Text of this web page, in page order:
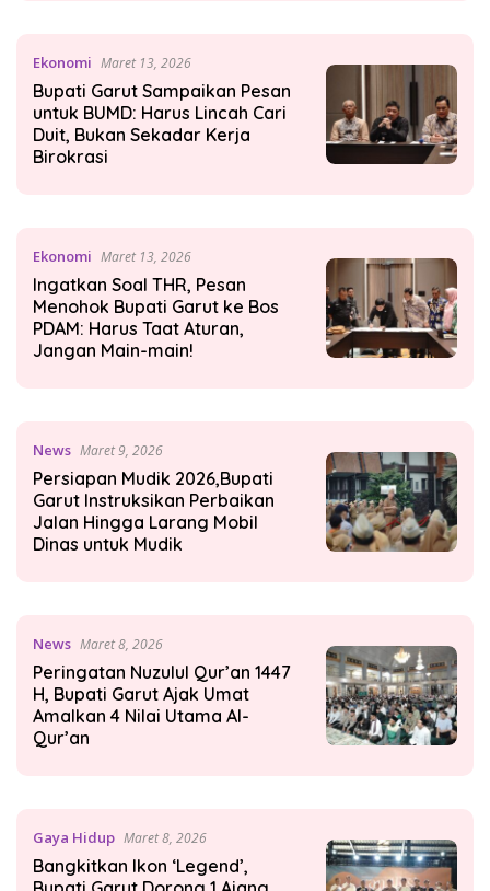
Ekonomi Maret 13, 2026
Bupati Garut Sampaikan Pesan
untuk BUMD: Harus Lincah Cari
Duit, Bukan Sekadar Kerja
Birokrasi
Ekonomi Maret 13, 2026
Ingatkan Soal THR, Pesan
Menohok Bupati Garut ke Bos
PDAM: Harus Taat Aturan,
Jangan Main-main!
News Maret 9, 2026
Persiapan Mudik 2026,Bupati
Garut Instruksikan Perbaikan
Jalan Hingga Larang Mobil
Dinas untuk Mudik
News Maret 8, 2026
Peringatan Nuzulul Qur’an 1447
H, Bupati Garut Ajak Umat
Amalkan 4 Nilai Utama Al-
Qur’an
Gaya Hidup Maret 8, 2026
Bangkitkan Ikon ‘Legend’,